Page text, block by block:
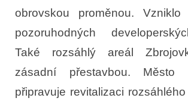
obrovskou proměnou.
pozoruhodných
Také rozsáhlý areál
zásadní přestavbou. Město
připravuje revitalizaci